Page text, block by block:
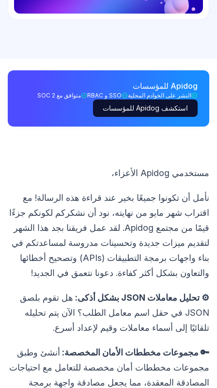
Apidog للمؤسسات
النشر على الخوادم المحلية SSO و RBAC متوافق مع SOC 2
استكشف Apidog للمؤسسات
مستخدمي Apidog الأعزاء،
نأمل أن تكونوا جميعًا بخير عند قراءة هذه الرسالة! مع
اقتراب شهر مايو من نهايته، نود أن نشكركم لكونكم جزءًا
قيمًا من مجتمع Apidog. لقد عمل فريقنا بجد هذا الشهر
لتقديم ميزات جديدة وتحسينات مدروسة لمساعدتكم في
بناء واجهات برمجة التطبيقات (APIs) وتصحيح أخطائها
والتعاون بشكل أكثر كفاءة. دعونا نتعمق في الجديد!
⚙️ تحليل معاملات JSON بشكل أذكى:
هل تقوم بلصق
JSON في حقل اسم معامل الطلب؟ الآن يتم تحليله
تلقائيًا إلى أسماء معاملات وقيم لإعداد أسرع.
🔑 مجموعات مخططات الأمان المخصصة: أنشئ وطبق
مجموعات مخططات أمان مخصصة للتعامل مع احتياجات
المصادقة المعقدة، مما يجعل مصادقة واجهة برمجة